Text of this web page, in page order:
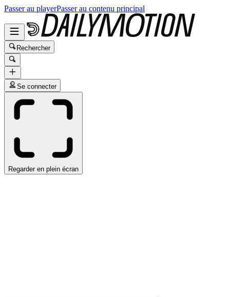
Passer au playerPasser au contenu principal
Rechercher
Se connecter
Regarder en plein écran